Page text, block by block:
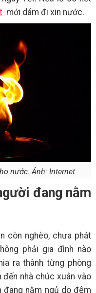
mới dám đi xin nước.
nước. Ảnh: Internet
đang nằm
còn nghèo, chưa phát
phải gia đình nào
ra thành từng phòng
đến nhà chúc xuân vào
nằm ngủ do đêm